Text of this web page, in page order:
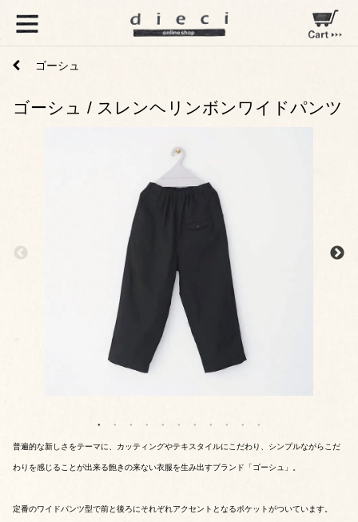
ゴーシュ
ゴーシュ / スレンヘリンボンワイドパンツ
普遍的な新しさをテーマに、カッティングやテキスタイルにこだわり、シンプルながらこだ
わりを感じることが出来る飽きの来ない衣服を生み出すブランド「ゴーシュ」。
定番のワイドパンツ型で前と後ろにそれぞれアクセントとなるポケットがついています。